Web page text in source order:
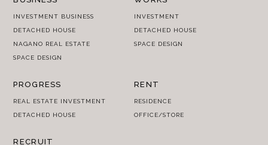
INVESTMENT BUSINESS
DETACHED HOUSE
NAGANO REAL ESTATE
SPACE DESIGN
INVESTMENT
DETACHED HOUSE
SPACE DESIGN
PROGRESS
REAL ESTATE INVESTMENT
DETACHED HOUSE
RENT
RESIDENCE
OFFICE/STORE
RECRUIT